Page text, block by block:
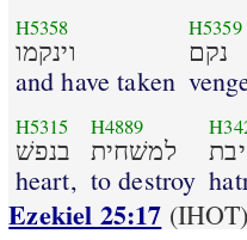
H5358
וינקמו
and have taken
H5359
נקם
H5315
בנפשׁ
heart,
H4889
למשׁחית
to destroy
Ezekiel 25:17 (IHOT)